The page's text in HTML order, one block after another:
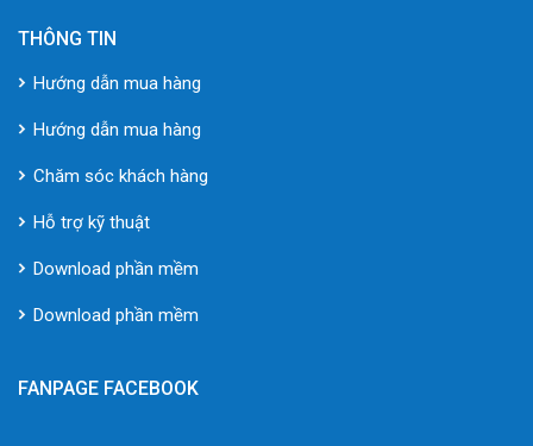
THÔNG TIN
Hướng dẫn mua hàng
Hướng dẫn mua hàng
Chăm sóc khách hàng
Hỗ trợ kỹ thuật
Download phần mềm
Download phần mềm
FANPAGE FACEBOOK